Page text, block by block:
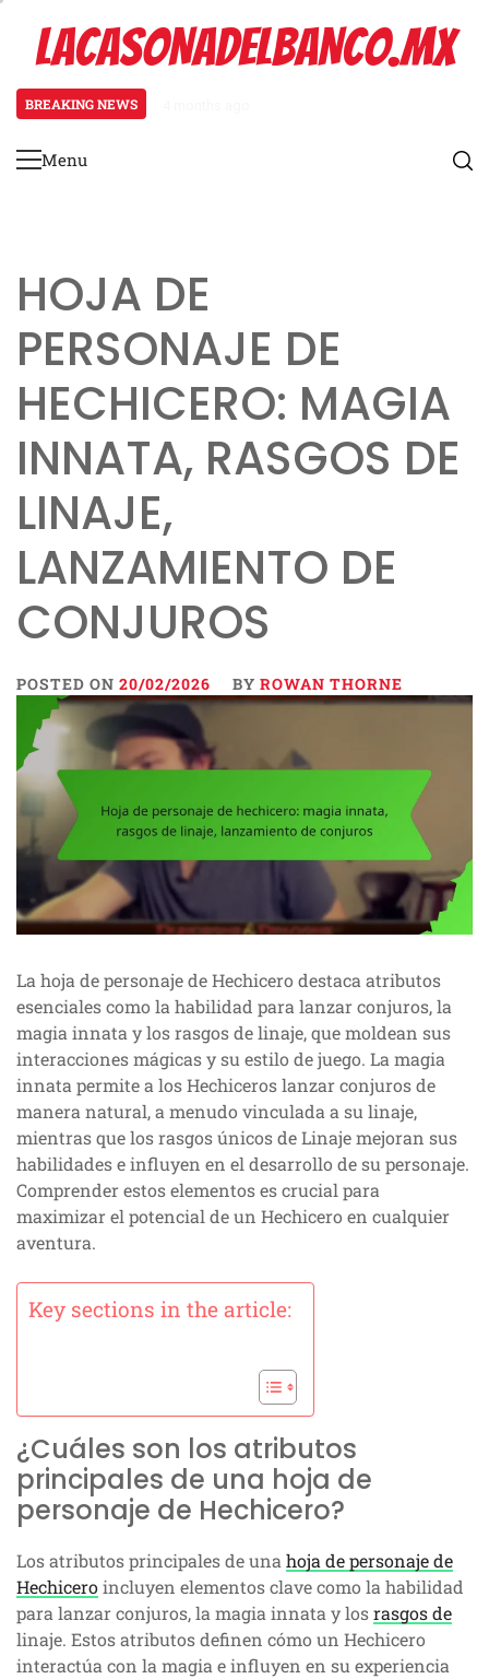
contentLACASONADELBANCO.MX
BREAKING NEWS
Primary
Menu
HOJA DE
PERSONAJE DE
HECHICERO: MAGIA
INNATA, RASGOS DE
LINAJE,
LANZAMIENTO DE
CONJUROS
POSTED ON 20/02/2026 BY ROWAN THORNE
La hoja de personaje de Hechicero destaca atributos
esenciales como la habilidad para lanzar conjuros, la
magia innata y los rasgos de linaje, que moldean sus
interacciones mágicas y su estilo de juego. La magia
innata permite a los Hechiceros lanzar conjuros de
manera natural, a menudo vinculada a su linaje,
mientras que los rasgos únicos de Linaje mejoran sus
habilidades e influyen en el desarrollo de su personaje.
Comprender estos elementos es crucial para
maximizar el potencial de un Hechicero en cualquier
aventura.
Key sections in the article:
¿Cuáles son los atributos
principales de una hoja de
personaje de Hechicero?
Los atributos principales de unahoja de personaje de
Hechiceroincluyen elementos clave como la habilidad
para lanzar conjuros, la magia innata y losrasgos de
linaje. Estos atributos definen cómo un Hechicero
interactúa con la magia e influyen en su experiencia